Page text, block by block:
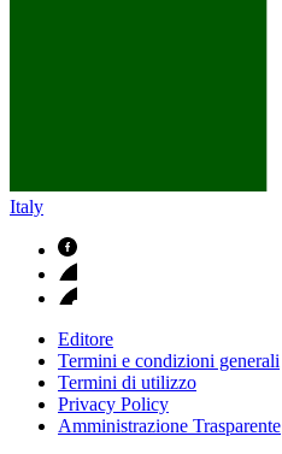
Italy
Editore
Termini e condizioni generali
Termini di utilizzo
Privacy Policy
Amministrazione Trasparente